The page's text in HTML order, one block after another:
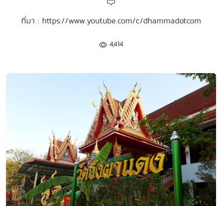
ที่มา : https://www.youtube.com/c/dhammadotcom
4,414